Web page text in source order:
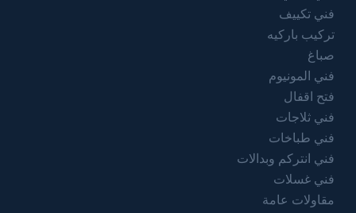
فني تكييف
تركيب باركيه
صباغ
فني المونيوم
فتح اقفال
فني ثلاجات
فني طباخات
فني انتركم وبدالات
فني غسلات
مقاولات عامة